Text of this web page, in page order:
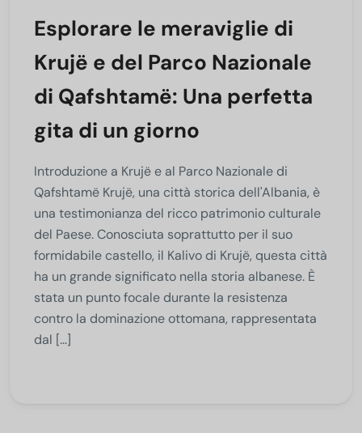
Esplorare le meraviglie di
Krujë e del Parco Nazionale
di Qafshtamë: Una perfetta
gita di un giorno
Introduzione a Krujë e al Parco Nazionale di
Qafshtamë Krujë, una città storica dell'Albania, è
una testimonianza del ricco patrimonio culturale
del Paese. Conosciuta soprattutto per il suo
formidabile castello, il Kalivo di Krujë, questa città
ha un grande significato nella storia albanese. È
stata un punto focale durante la resistenza
contro la dominazione ottomana, rappresentata
dal [...]